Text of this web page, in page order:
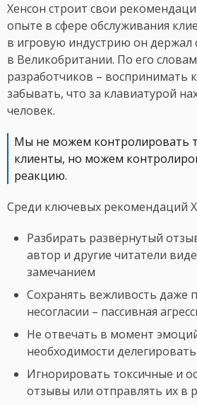
Хенсон строит свои
опыте в сфере обслуживания
в игровую индустрию он держал
в Великобритании. По его
разработчиков – воспринимать
забывать, что за клавиатурой
человек.
Мы не можем контролировать
клиенты, но можем
реакцию.
Среди ключевых рекомендаций
Разбирать развёрнутый
автор и другие читатели
замечанием
Сохранять вежливость даже
несогласии – пассивная
Не отвечать в момент
необходимости
Игнорировать токсичные и
отзывы или отправлять их в